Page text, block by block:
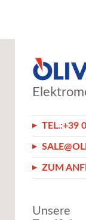
TEL.:+39
ZUM
Unsere